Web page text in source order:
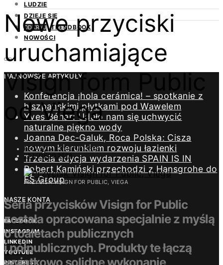
LUDZIE
DZIEJE SIĘ
ODKRYJ TRENDBOOK
NOWOŚCI
NAJNOWSZE ARTYKUŁY
Konferencja ¡hola cerámica! – spotkanie z
hiszpańskimi płytkami pod Wawelem
Yves Béhar: Udało nam się uchwycić
naturalne piękno wody
Joanna Dec-Galuk, Roca Polska: Cisza
nowym kierunkiem rozwoju łazienki
Trzecia edycja wydarzenia SPAIN IS IN
Robert Kamiński przechodzi z Hansgrohe do
ES Group
NASZE KONTA
FACEBOOK
INSTAGRAM
LINKEDIN
YOUTUBE
PINTEREST
Nowe przyciski
uruchamiające
Visign form Public
od Viega
REDAKCJA DESIGN/BIZNES
26 LUTEGO 2026
PRZYCISK VISIGN FOR PUBLIC, VIEGA
Seria przycisków Visign for Public
została opracowana specjalnie z myślą
o toaletach publicznych
i półpublicznych. Produkty te łączą